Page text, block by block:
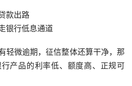
款出路
银行低息通道
轻微逾期，征信整体还算干净，那
产品的利率低、额度高、正规可